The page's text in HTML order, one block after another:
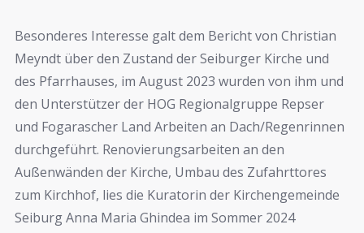
Besonderes Interesse galt dem Bericht von Christian
Meyndt über den Zustand der Seiburger Kirche und
des Pfarrhauses, im August 2023 wurden von ihm und
den Unterstützer der HOG Regionalgruppe Repser
und Fogarascher Land Arbeiten an Dach/Regenrinnen
durchgeführt. Renovierungsarbeiten an den
Außenwänden der Kirche, Umbau des Zufahrttores
zum Kirchhof, lies die Kuratorin der Kirchengemeinde
Seiburg Anna Maria Ghindea im Sommer 2024